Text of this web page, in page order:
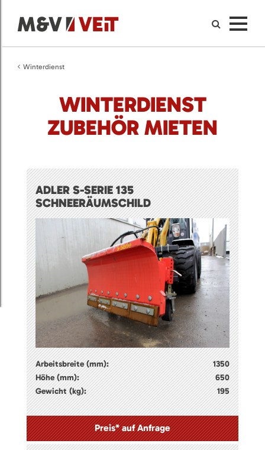
Winterdienst
WINTERDIENST
ZUBEHÖR MIETEN
ADLER S-SERIE 135
SCHNEERÄUMSCHILD
Arbeitsbreite (mm):
1350
Höhe (mm):
650
Gewicht (kg):
195
Preis* auf Anfrage